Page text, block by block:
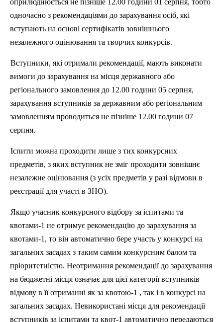
оприлюднюється не пізніше 12.00 години 01 серпня, тобто
одночасно з рекомендаціями до зарахування осіб, які
вступають на основі сертифікатів зовнішнього
незалежного оцінювання та творчих конкурсів.
Вступники, які отримали рекомендації, мають виконати
вимоги до зарахування на місця державного або
регіонального замовлення до 12.00 години 05 серпня,
зарахування вступників за державним або регіональним
замовленням проводиться не пізніше 12.00 години 07
серпня.
Іспити можна проходити лише з тих конкурсних
предметів, з яких вступник не зміг проходити зовнішнє
незалежне оцінювання (з усіх предметів у разі відмови в
реєстрації для участі в ЗНО).
Якщо учасник конкурсного відбору за іспитами та
квотами-1 не отримує рекомендацію до зарахування за
квотами-1, то він автоматично бере участь у конкурсі на
загальних засадах з таким самим конкурсним балом та
пріоритетністю. Неотримання рекомендації до зарахування
на бюджетні місця означає для цієї категорії вступників
відмову в її отриманні як за квотою-1 , так і в конкурсі на
загальних засадах. Невикористані місця для рекомендації
вступників за іспитами та квот-1 автоматично передаються